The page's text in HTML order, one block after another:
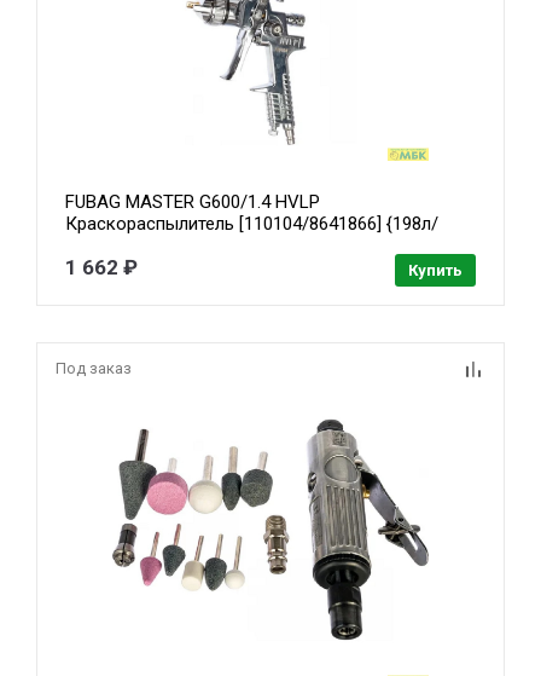
FUBAG MASTER G600/1.4 HVLP
Краскораспылитель [110104/8641866] {198л/
1 662 ₽ Купить
Под заказ